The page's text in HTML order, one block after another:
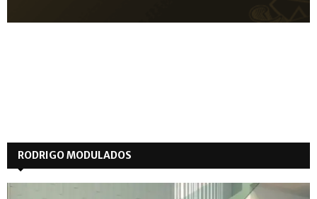
RODRIGO MODULADOS